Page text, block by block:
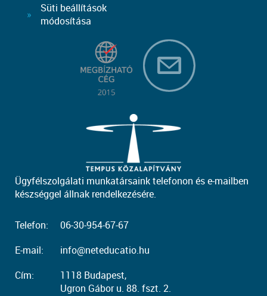
Süti beállítások
módosítása
Ügyfélszolgálati munkatársaink telefonon és e-mailben
készséggel állnak rendelkezésére.
Telefon:
06-30-954-67-67
E-mail:
info@neteducatio.hu
Cím:
1118 Budapest,
Ugron Gábor u. 88. fszt. 2.